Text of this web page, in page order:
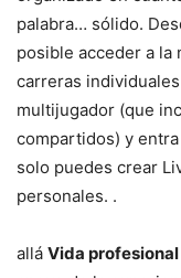
palabra… sólido.
posible acceder a la
carreras
multijugador (que
compartidos) y
solo puedes crear
personales. .
allá Vida profesional